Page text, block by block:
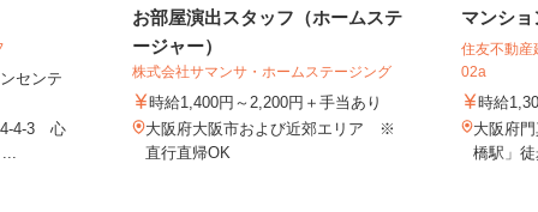
センテ
4-4-3 心
お部屋演出スタッフ（ホームステ
ージャー）
株式会社サマンサ・ホームステージング
時給1,400円～2,200円＋手当あり
大阪府大阪市および近郊エリア ※
直行直帰OK
マンシ
住友不動産
02a
時給
大阪府
橋駅」